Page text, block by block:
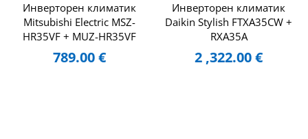
Инверторен климатик
Mitsubishi Electric MSZ-
HR35VF + MUZ-HR35VF
789.00€
Инверторен климатик
Daikin Stylish FTXA35CW +
RXA35A
2 ,322.00€